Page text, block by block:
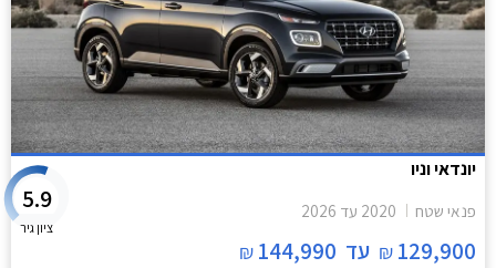
יונדאי וניו
פנאי שטח 2020 עד 2026
129,900
₪ עד 144,990
₪
5.9
ציון גיר